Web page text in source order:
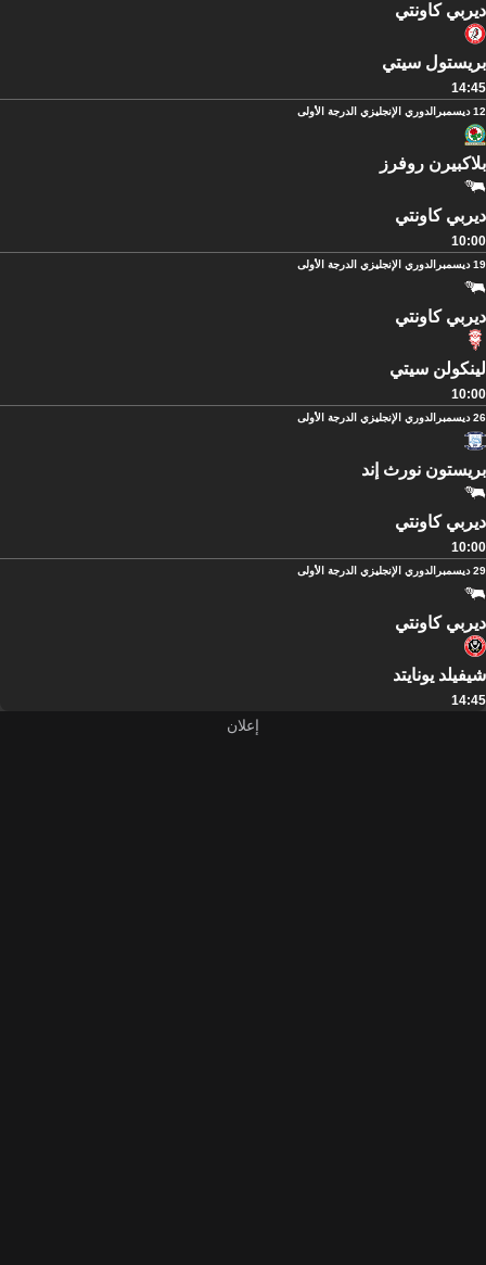
ديربي كاونتي
بريستول سيتي
14:45
12 ديسمبر الدوري الإنجليزي الدرجة الأولى
بلاكبيرن روفرز
ديربي كاونتي
10:00
19 ديسمبر الدوري الإنجليزي الدرجة الأولى
ديربي كاونتي
لينكولن سيتي
10:00
26 ديسمبر الدوري الإنجليزي الدرجة الأولى
بريستون نورث إند
ديربي كاونتي
10:00
29 ديسمبر الدوري الإنجليزي الدرجة الأولى
ديربي كاونتي
شيفيلد يونايتد
14:45